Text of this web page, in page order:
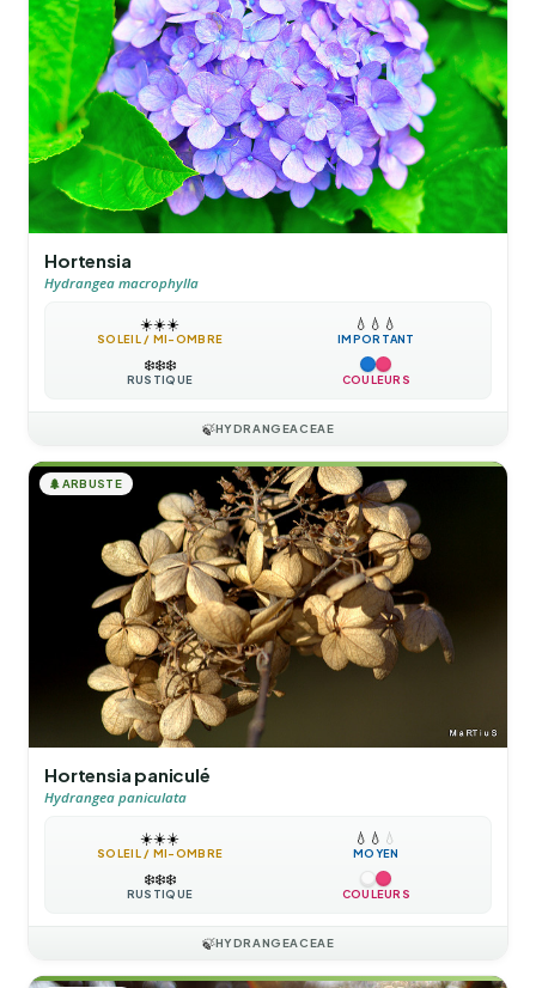
Hortensia
Hydrangea macrophylla
☀️☀️☀️
SOLEIL / MI-OMBRE
💧 💧 💧
IMPORTANT
❄️❄️❄️
RUSTIQUE COULEURS
🍃HYDRANGEACEAE
🌲ARBUSTE
Hortensia paniculé
Hydrangea paniculata
☀️☀️☀️
SOLEIL / MI-OMBRE
💧 💧 💧
MOYEN
❄️❄️❄️
RUSTIQUE COULEURS
🍃HYDRANGEACEAE